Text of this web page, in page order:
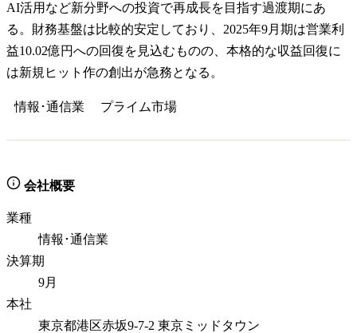
AI活用など新分野への投資で再成長を目指す過渡期にあ
る。財務基盤は比較的安定しており、2025年9月期は営業利
益10.02億円への回復を見込むものの、本格的な収益回復に
は新規ヒット作の創出が急務となる。
情報･通信業 プライム市場
会社概要
業種
情報･通信業
決算期
9月
本社
東京都港区赤坂9-7-2 東京ミッドタウン